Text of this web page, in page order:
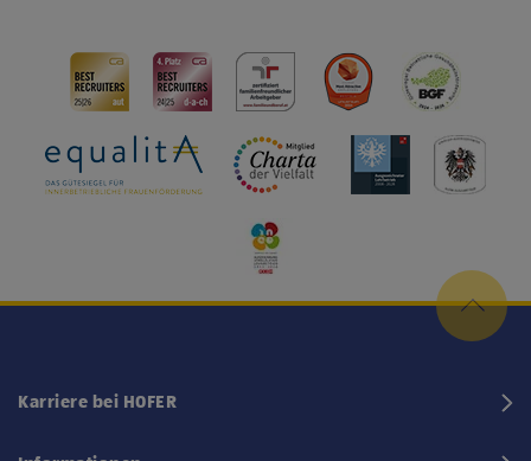
Karriere bei HOFER